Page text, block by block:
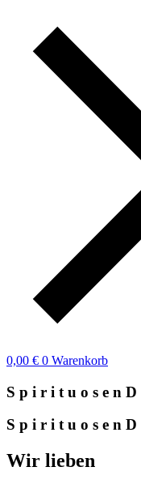
0,00 € 0 Warenkorb
S p i r i t u o s e n D
S p i r i t u o s e n D
Wir lieben